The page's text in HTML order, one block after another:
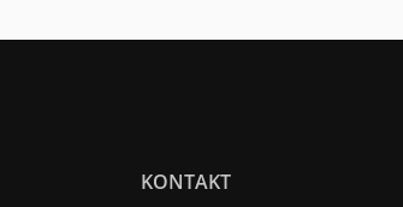
KONTAKT